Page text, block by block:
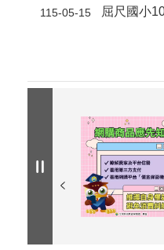
115-05-15 屈尺國小105週